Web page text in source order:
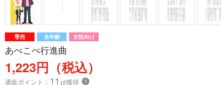
専売 全年齢 女性向け
あべこべ行進曲
1,223円（税込）
通販ポイント： 11 pt獲得 ？